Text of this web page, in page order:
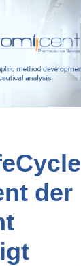
der